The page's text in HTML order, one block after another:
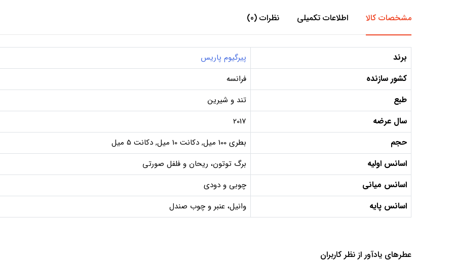
مشخصات کالا اطلاعات تکمیلی نظرات (0)
برند پیرگیوم پاریس
کشور سازنده فرانسه
طبع تند و شیرین
سال عرضه 2017
حجم بطری 100 میل, دکانت 10 میل, دکانت 5 میل
اسانس اولیه برگ توتون، ریحان و فلفل صورتی
اسانس میانی چوبی و دودی
اسانس پایه وانیل، عنبر و چوب صندل
عطرهای یادآور از نظر کاربران